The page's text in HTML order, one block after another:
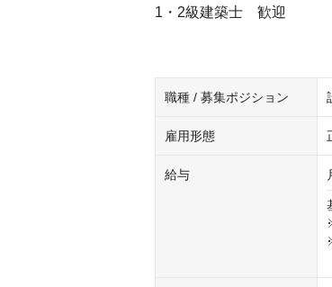
1・2級建築士 歓迎
職種 / 募集ポジション
雇用形態
給与